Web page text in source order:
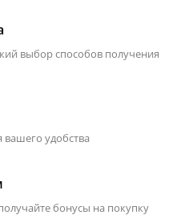
выбор способов получения
вашего удобства
бонусы на покупку